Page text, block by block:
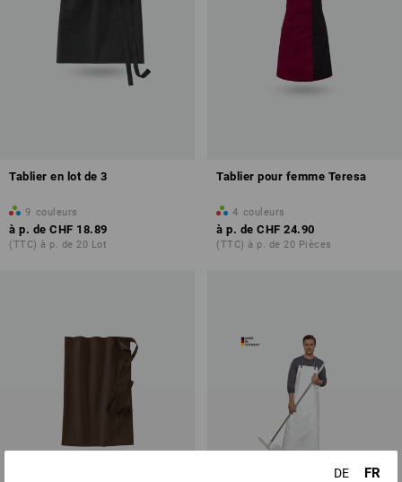
Tablier en lot de 3
9 couleurs
à p. de CHF 18.89
(TTC) à p. de 20 Lot
Tablier pour femme Teresa
4 couleurs
à p. de CHF 24.90
(TTC) à p. de 20 Pièces
DE FR